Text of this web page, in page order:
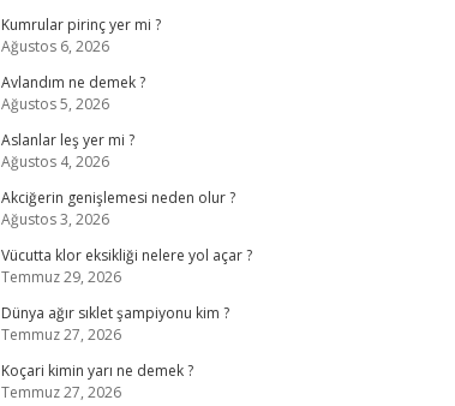
Kumrular pirinç yer mi ?
Ağustos 6, 2026
Avlandım ne demek ?
Ağustos 5, 2026
Aslanlar leş yer mi ?
Ağustos 4, 2026
Akciğerin genişlemesi neden olur ?
Ağustos 3, 2026
Vücutta klor eksikliği nelere yol açar ?
Temmuz 29, 2026
Dünya ağır sıklet şampiyonu kim ?
Temmuz 27, 2026
Koçari kimin yarı ne demek ?
Temmuz 27, 2026